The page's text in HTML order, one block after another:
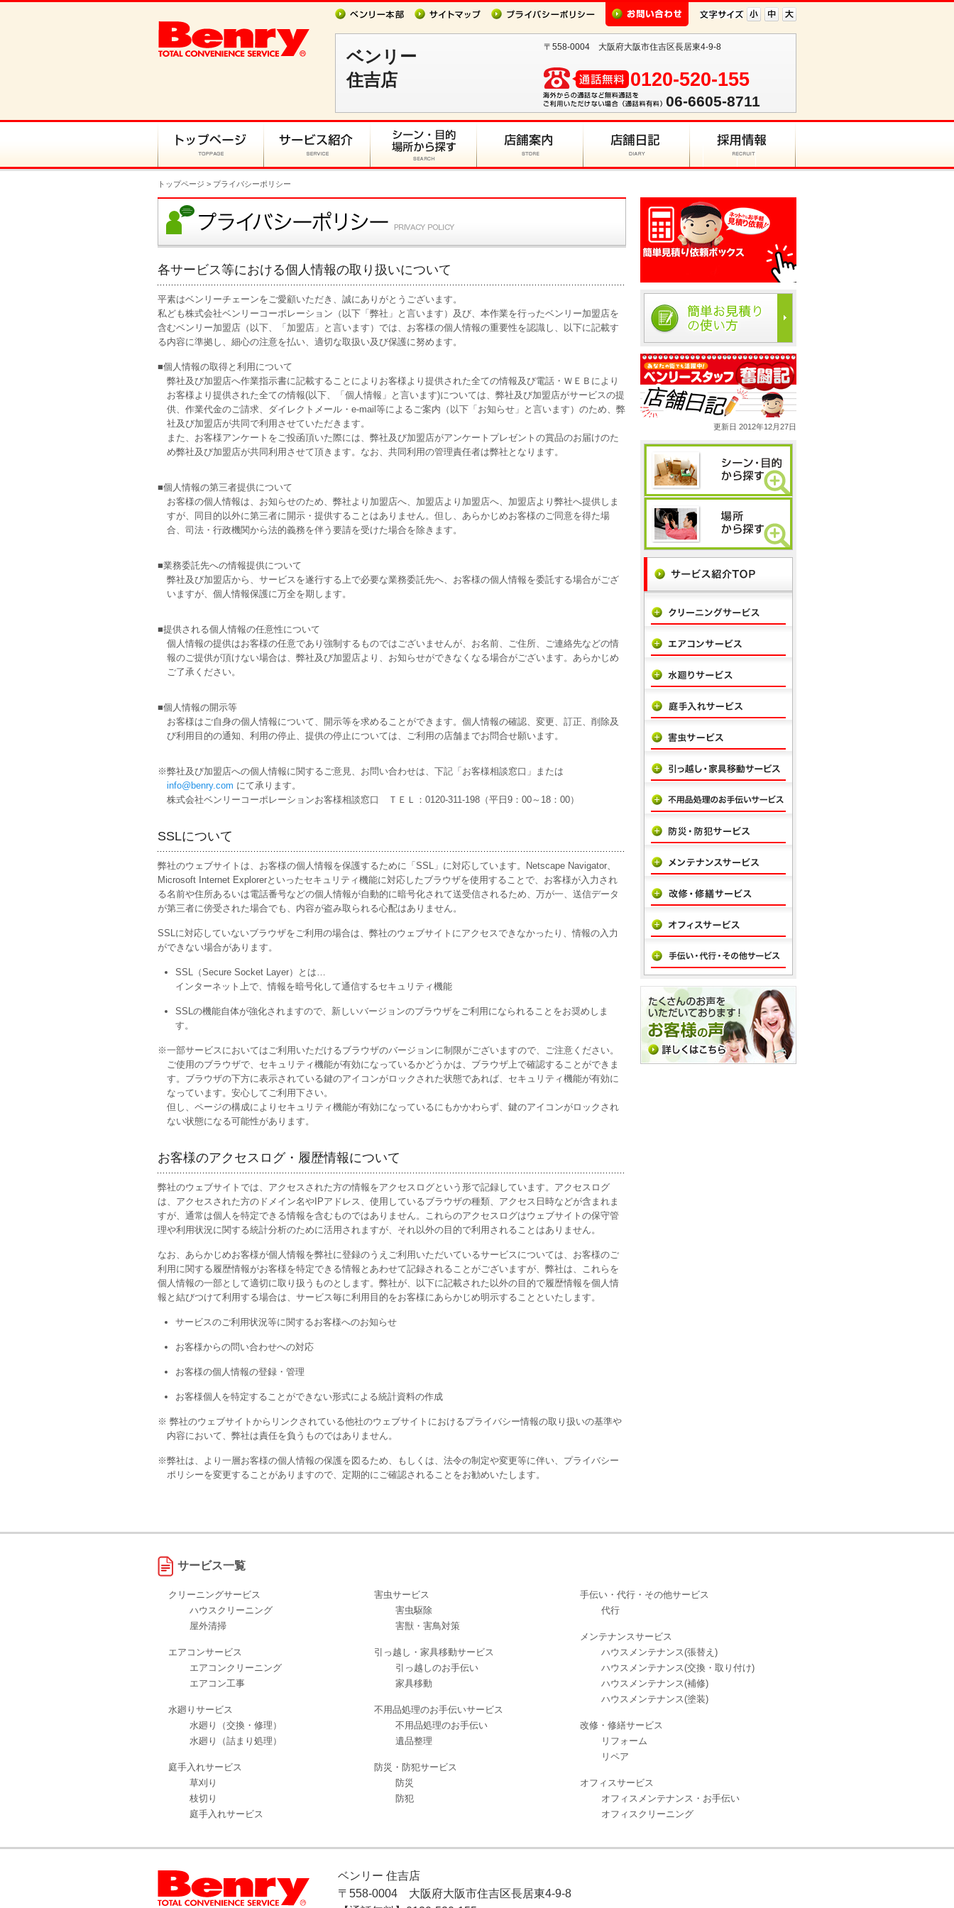
ベンリー
住吉店
〒558-0004 大阪府大阪市住吉区長居東4-9-8
0120-520-155
06-6605-8711
トップページ > プライバシーポリシー
各サービス等における個人情報の取り扱いについて
平素はベンリーチェーンをご愛顧いただき、誠にありがとうございます。
私ども株式会社ベンリーコーポレーション（以下「弊社」と言います）及び、本作業を行ったベンリー加盟店を
含むベンリー加盟店（以下、「加盟店」と言います）では、お客様の個人情報の重要性を認識し、以下に記載す
る内容に準拠し、細心の注意を払い、適切な取扱い及び保護に努めます。
■個人情報の取得と利用について
弊社及び加盟店へ作業指示書に記載することによりお客様より提供された全ての情報及び電話・ＷＥＢにより
お客様より提供された全ての情報(以下、「個人情報」と言います)については、弊社及び加盟店がサービスの提
供、作業代金のご請求、ダイレクトメール・e-mail等によるご案内（以下「お知らせ」と言います）のため、弊
社及び加盟店が共同で利用させていただきます。
また、お客様アンケートをご投函頂いた際には、弊社及び加盟店がアンケートプレゼントの賞品のお届けのた
め弊社及び加盟店が共同利用させて頂きます。なお、共同利用の管理責任者は弊社となります。
■個人情報の第三者提供について
お客様の個人情報は、お知らせのため、弊社より加盟店へ、加盟店より加盟店へ、加盟店より弊社へ提供しま
すが、同目的以外に第三者に開示・提供することはありません。但し、あらかじめお客様のご同意を得た場
合、司法・行政機関から法的義務を伴う要請を受けた場合を除きます。
■業務委託先への情報提供について
弊社及び加盟店から、サービスを遂行する上で必要な業務委託先へ、お客様の個人情報を委託する場合がござ
いますが、個人情報保護に万全を期します。
■提供される個人情報の任意性について
個人情報の提供はお客様の任意であり強制するものではございませんが、お名前、ご住所、ご連絡先などの情
報のご提供が頂けない場合は、弊社及び加盟店より、お知らせができなくなる場合がございます。あらかじめ
ご了承ください。
■個人情報の開示等
お客様はご自身の個人情報について、開示等を求めることができます。個人情報の確認、変更、訂正、削除及
び利用目的の通知、利用の停止、提供の停止については、ご利用の店舗までお問合せ願います。
※弊社及び加盟店への個人情報に関するご意見、お問い合わせは、下記「お客様相談窓口」または
info@benry.com にて承ります。
株式会社ベンリーコーポレーションお客様相談窓口 ＴＥＬ：0120-311-198（平日9：00～18：00）
SSLについて
弊社のウェブサイトは、お客様の個人情報を保護するために「SSL」に対応しています。Netscape Navigator、
Microsoft Internet Explorerといったセキュリティ機能に対応したブラウザを使用することで、お客様が入力され
る名前や住所あるいは電話番号などの個人情報が自動的に暗号化されて送受信されるため、万が一、送信データ
が第三者に傍受された場合でも、内容が盗み取られる心配はありません。
SSLに対応していないブラウザをご利用の場合は、弊社のウェブサイトにアクセスできなかったり、情報の入力
ができない場合があります。
SSL（Secure Socket Layer）とは…
インターネット上で、情報を暗号化して通信するセキュリティ機能
SSLの機能自体が強化されますので、新しいバージョンのブラウザをご利用になられることをお奨めしま
す。
※一部サービスにおいてはご利用いただけるブラウザのバージョンに制限がございますので、ご注意ください。
ご使用のブラウザで、セキュリティ機能が有効になっているかどうかは、ブラウザ上で確認することができま
す。ブラウザの下方に表示されている鍵のアイコンがロックされた状態であれば、セキュリティ機能が有効に
なっています。安心してご利用下さい。
但し、ページの構成によりセキュリティ機能が有効になっているにもかかわらず、鍵のアイコンがロックされ
ない状態になる可能性があります。
お客様のアクセスログ・履歴情報について
弊社のウェブサイトでは、アクセスされた方の情報をアクセスログという形で記録しています。アクセスログ
は、アクセスされた方のドメイン名やIPアドレス、使用しているブラウザの種類、アクセス日時などが含まれま
すが、通常は個人を特定できる情報を含むものではありません。これらのアクセスログはウェブサイトの保守管
理や利用状況に関する統計分析のために活用されますが、それ以外の目的で利用されることはありません。
なお、あらかじめお客様が個人情報を弊社に登録のうえご利用いただいているサービスについては、お客様のご
利用に関する履歴情報がお客様を特定できる情報とあわせて記録されることがございますが、弊社は、これらを
個人情報の一部として適切に取り扱うものとします。弊社が、以下に記載された以外の目的で履歴情報を個人情
報と結びつけて利用する場合は、サービス毎に利用目的をお客様にあらかじめ明示することといたします。
サービスのご利用状況等に関するお客様へのお知らせ
お客様からの問い合わせへの対応
お客様の個人情報の登録・管理
お客様個人を特定することができない形式による統計資料の作成
※ 弊社のウェブサイトからリンクされている他社のウェブサイトにおけるプライバシー情報の取り扱いの基準や
内容において、弊社は責任を負うものではありません。
※弊社は、より一層お客様の個人情報の保護を図るため、もしくは、法令の制定や変更等に伴い、プライバシー
ポリシーを変更することがありますので、定期的にご確認されることをお勧めいたします。
更新日 2012年12月27日
サービス一覧
クリーニングサービス
ハウスクリーニング
屋外清掃
エアコンサービス
エアコンクリーニング
エアコン工事
水廻りサービス
水廻り（交換・修理）
水廻り（詰まり処理）
庭手入れサービス
草刈り
枝切り
庭手入れサービス
害虫サービス
害虫駆除
害獣・害鳥対策
引っ越し・家具移動サービス
引っ越しのお手伝い
家具移動
不用品処理のお手伝いサービス
不用品処理のお手伝い
遺品整理
防災・防犯サービス
防災
防犯
手伝い・代行・その他サービス
代行
メンテナンスサービス
ハウスメンテナンス(張替え)
ハウスメンテナンス(交換・取り付け)
ハウスメンテナンス(補修)
ハウスメンテナンス(塗装)
改修・修繕サービス
リフォーム
リペア
オフィスサービス
オフィスメンテナンス・お手伝い
オフィスクリーニング
ベンリー 住吉店
〒558-0004 大阪府大阪市住吉区長居東4-9-8